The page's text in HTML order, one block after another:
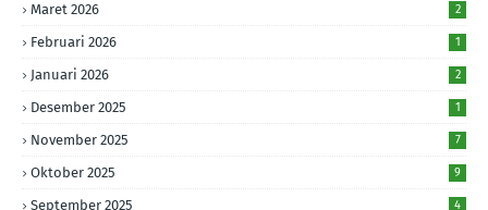
Maret 2026 2
Februari 2026 1
Januari 2026 2
Desember 2025 1
November 2025 7
Oktober 2025 9
September 2025 4